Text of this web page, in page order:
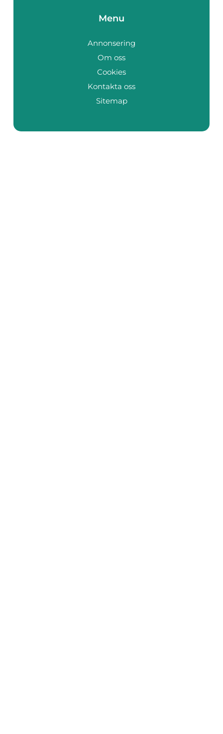
Menu
Annonsering
Om oss
Cookies
Kontakta oss
Sitemap